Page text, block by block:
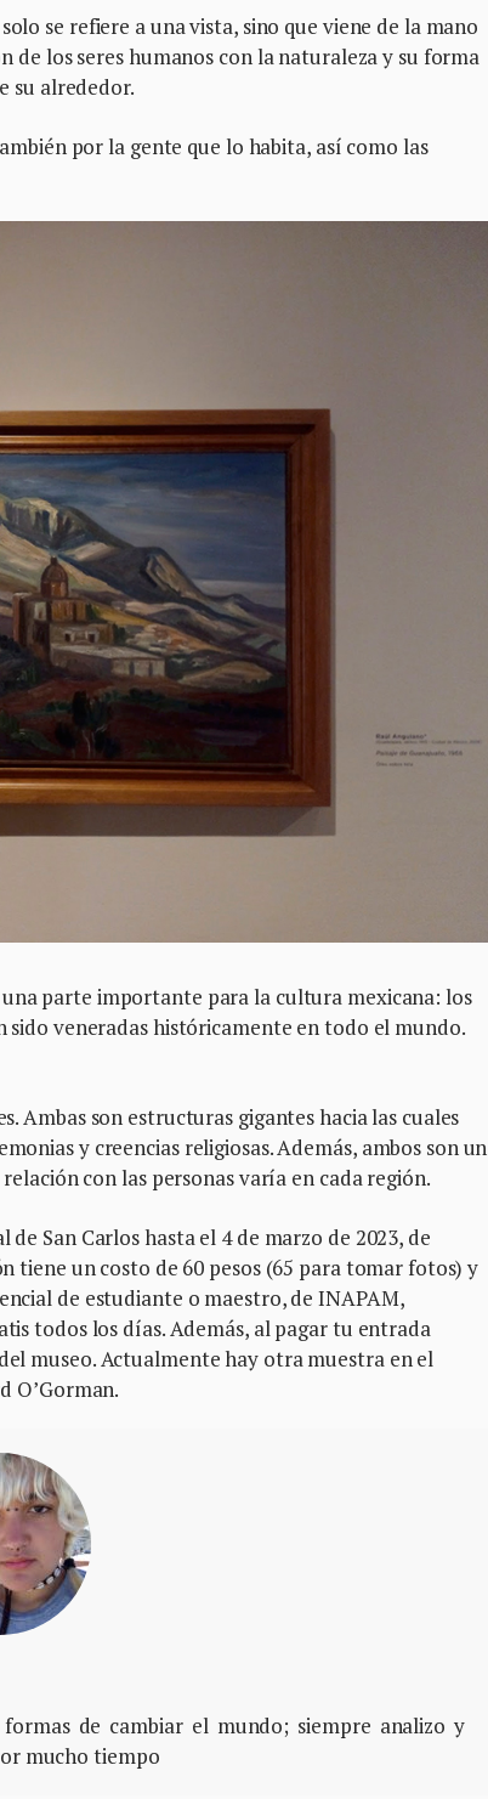
se refiere a una vista, sino que viene de la mano
los seres humanos con la naturaleza y su forma
su alrededor.
por la gente que lo habita, así como las
parte importante para la cultura mexicana: los
sido veneradas históricamente en todo el mundo.
Ambas son estructuras gigantes hacia las cuales
y creencias religiosas. Además, ambos son un
con las personas varía en cada región.
San Carlos hasta el 4 de marzo de 2023, de
tiene un costo de 60 pesos (65 para tomar fotos) y
de estudiante o maestro, de INAPAM,
todos los días. Además, al pagar tu entrada
museo. Actualmente hay otra muestra en el
O’Gorman.
de cambiar el mundo; siempre analizo y
mucho tiempo